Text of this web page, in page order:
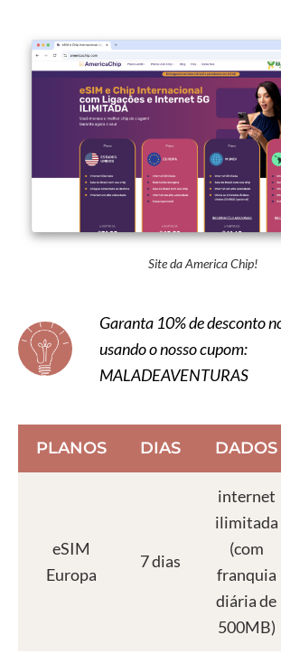
Site da America Chip!
Garanta 10% de desconto
usando o nosso cupom:
MALADEAVENTURAS
PLANOS DIAS DADOS
eSIM
Europa
7 dias
internet
ilimitada
(com
franquia
diária de
500MB)